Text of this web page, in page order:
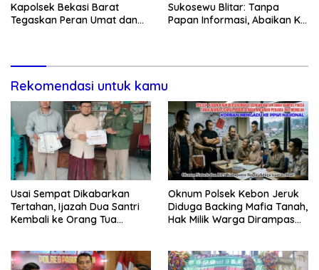
Kapolsek Bekasi Barat
Tegaskan Peran Umat dan
Sukosewu Blitar: Tanpa
Papan Informasi, Abaikan K3,
Rekomendasi untuk kamu
Usai Sempat Dikabarkan
Tertahan, Ijazah Dua Santri
Kembali ke Orang Tua
Oknum Polsek Kebon Jeruk
Diduga Backing Mafia Tanah,
Hak Milik Warga Dirampas